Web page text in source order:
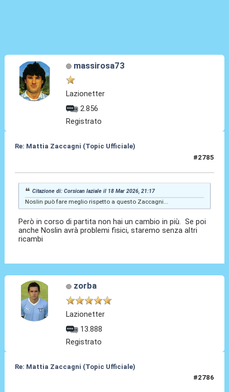
massirosa73
Lazionetter
2.856
Registrato
Re: Mattia Zaccagni (Topic Ufficiale)
#2785
Citazione di: Corsican laziale il 18 Mar 2026, 21:17
Noslin può fare meglio rispetto a questo Zaccagni...
Però in corso di partita non hai un cambio in più. Se poi
anche Noslin avrà problemi fisici, staremo senza altri
ricambi
zorba
Lazionetter
13.888
Registrato
Re: Mattia Zaccagni (Topic Ufficiale)
#2786